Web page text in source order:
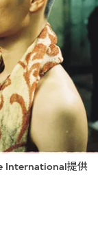
International提供